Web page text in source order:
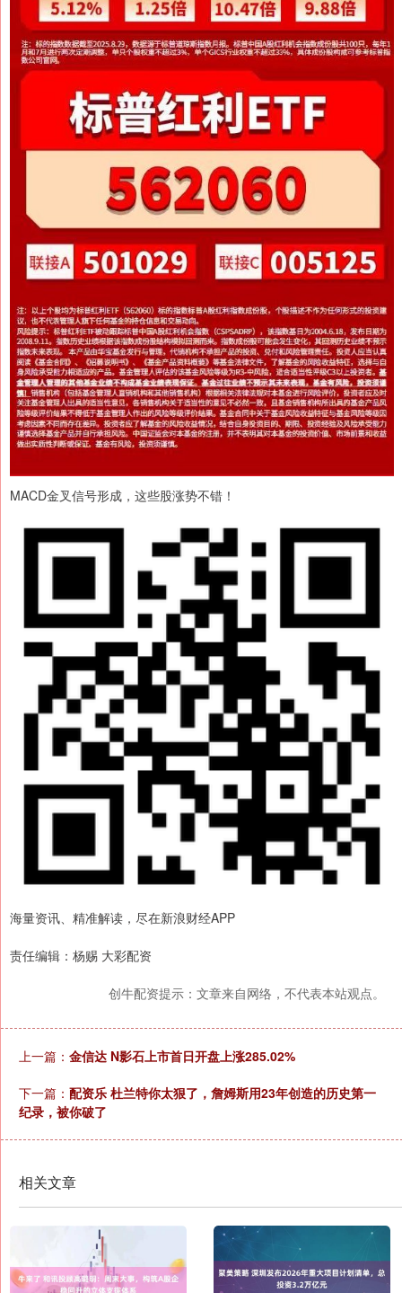
MACD金叉信号形成，这些股涨势不错！
海量资讯、精准解读，尽在新浪财经APP
责任编辑：杨赐 大彩配资
创牛配资提示：文章来自网络，不代表本站观点。
上一篇： 金信达 N影石上市首日开盘上涨285.02%
下一篇： 配资乐 杜兰特你太狠了，詹姆斯用23年创造的历史第一
纪录，被你破了
相关文章